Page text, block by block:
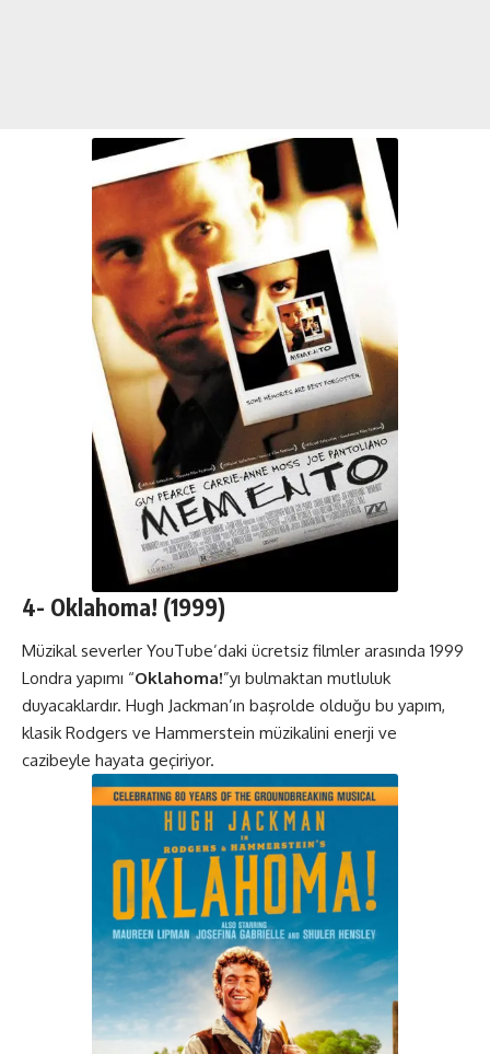
4- Oklahoma! (1999)
Müzikal severler YouTube’daki ücretsiz filmler arasında 1999
Londra yapımı “Oklahoma!”yı bulmaktan mutluluk
duyacaklardır. Hugh Jackman’ın başrolde olduğu bu yapım,
klasik Rodgers ve Hammerstein müzikalini enerji ve
cazibeyle hayata geçiriyor.